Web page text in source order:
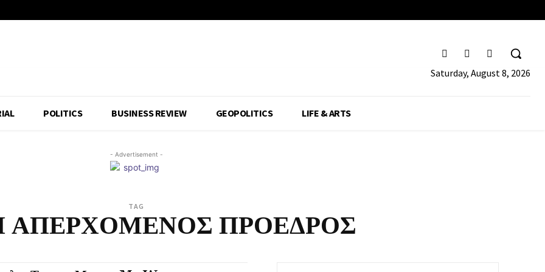
Saturday, August 8, 2026
POLITICS BUSINESS REVIEW GEOPOLITICS LIFE & ARTS
- Advertisement -
TAG
ΑΠΕΡΧΟΜΕΝΟΣ ΠΡΟΕΔΡΟΣ